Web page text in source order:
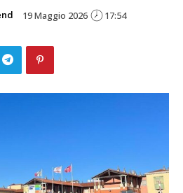
19 Maggio 2026 17:54